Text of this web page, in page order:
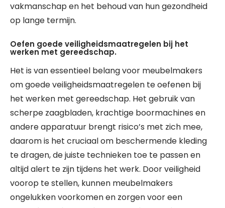
vakmanschap en het behoud van hun gezondheid
op lange termijn.
Oefen goede veiligheidsmaatregelen bij het
werken met gereedschap.
Het is van essentieel belang voor meubelmakers
om goede veiligheidsmaatregelen te oefenen bij
het werken met gereedschap. Het gebruik van
scherpe zaagbladen, krachtige boormachines en
andere apparatuur brengt risico’s met zich mee,
daarom is het cruciaal om beschermende kleding
te dragen, de juiste technieken toe te passen en
altijd alert te zijn tijdens het werk. Door veiligheid
voorop te stellen, kunnen meubelmakers
ongelukken voorkomen en zorgen voor een